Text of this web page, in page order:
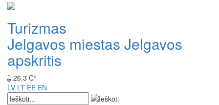
Turizmas
Jelgavos miestas Jelgavos
apskritis
26.3 C°
LV LT EE EN